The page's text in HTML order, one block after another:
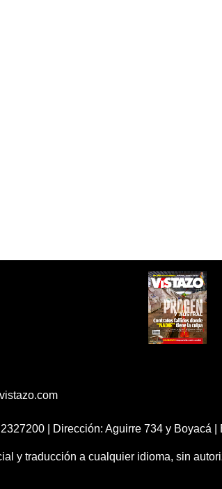
| Dirección: Aguirre 734 y Boyacá |
y traducción a cualquier idioma, sin